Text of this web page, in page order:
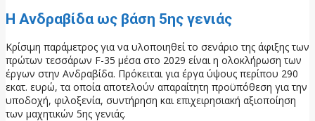
Η Ανδραβίδα ως βάση 5ης γενιάς
Κρίσιμη παράμετρος για να υλοποιηθεί το σενάριο της άφιξης των
πρώτων τεσσάρων F-35 μέσα στο 2029 είναι η ολοκλήρωση των
έργων στην Ανδραβίδα. Πρόκειται για έργα ύψους περίπου 290
εκατ. ευρώ, τα οποία αποτελούν απαραίτητη προϋπόθεση για την
υποδοχή, φιλοξενία, συντήρηση και επιχειρησιακή αξιοποίηση
των μαχητικών 5ης γενιάς.